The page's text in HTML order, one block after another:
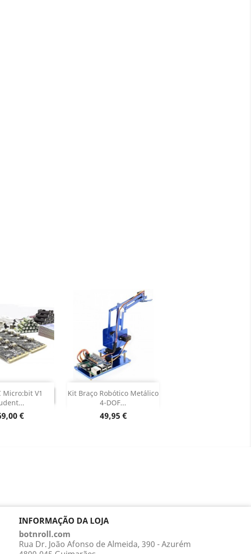
Micro:bit V1
€
Kit Braço Robótico Metálico
4-DOF...
Preço
49,95 €
Adicionar 
Dados do produto
INFORMAÇÃO DA LOJA
botnroll.com
Rua Dr. João Afonso de Almeida, 390 - Azurém